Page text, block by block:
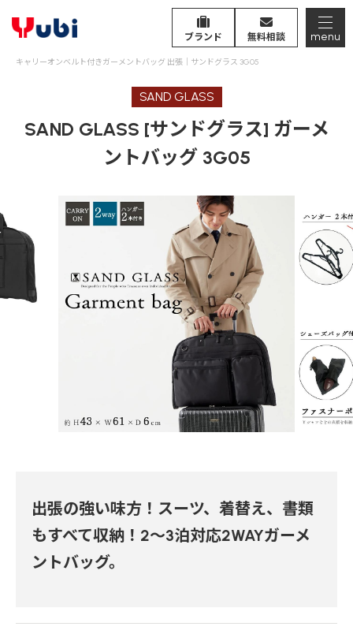
ブランド 無料相談 menu
キャリーオンベルト付きガーメントバッグ 出張｜サンドグラス 3G05
SAND GLASS
SAND GLASS [サンドグラス] ガーメ
ントバッグ 3G05
出張の強い味方！スーツ、着替え、書類
もすべて収納！2～3泊対応2WAYガーメ
ントバッグ。